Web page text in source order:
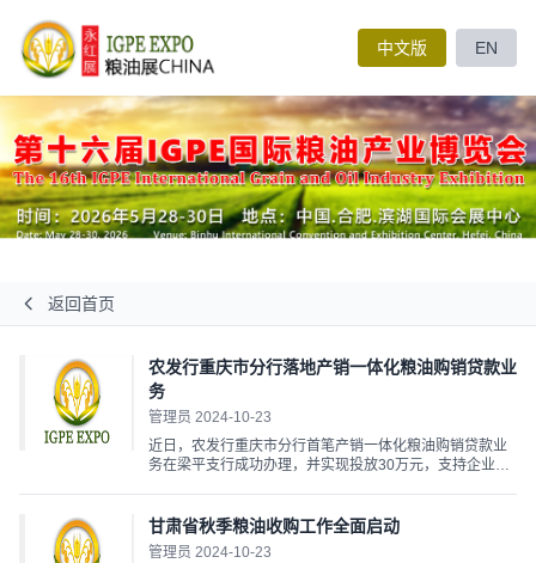
中文版 EN
返回首页
农发行重庆市分行落地产销一体化粮油购销贷款业
务
管理员 2024-10-23
近日，农发行重庆市分行首笔产销一体化粮油购销贷款业
务在梁平支行成功办理，并实现投放30万元，支持企业采
道、运输渠道、资金渠道，拓展重庆本地获取北方优质原
材...
甘肃省秋季粮油收购工作全面启动
管理员 2024-10-23